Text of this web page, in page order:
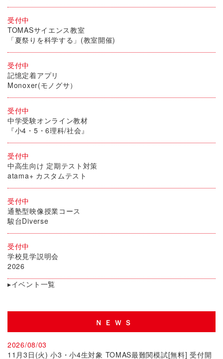
受付中
TOMASサイエンス教室
「夏祭りを科学する」(教室開催)
受付中
記憶定着アプリ
Monoxer(モノグサ）
受付中
中学受験オンライン教材
『小4・5・6理科/社会』
受付中
中高生向け 定期テスト対策
atama+ カスタムテスト
受付中
通塾型映像授業コース
駿台Diverse
受付中
学校見学説明会
2026
▸イベント一覧
ＮＥＷＳ
2026/08/03
11月3日(火) 小3・小4生対象 TOMAS最難関模試[無料] 受付開